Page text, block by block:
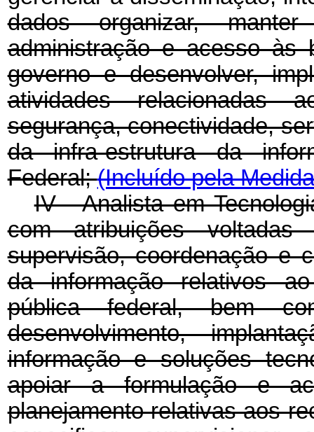
dados organizar,
administração e acesso às
governo e desenvolver,
atividades relacionadas
segurança, conectividade,
da infra-estrutura da
Federal;(Incluído pela
IV - Analista em
com atribuições
supervisão, coordenação e
da informação relativos
pública federal, bem
desenvolvimento,
informação e soluções
apoiar a formulação e
planejamento relativas aos